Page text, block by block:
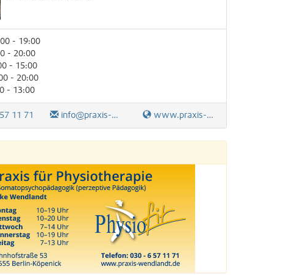
- 19:00
- 20:00
- 15:00
- 20:00
- 13:00
11 71 info@praxis-wendlandt.de www.praxis-wendlandt.de